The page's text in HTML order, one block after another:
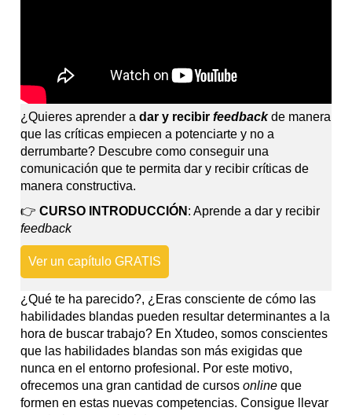
¿Quieres aprender adar y recibir feedback de manera
que las críticas empiecen a potenciarte y no a
derrumbarte? Descubre como conseguir una
comunicación que te permita dar y recibir críticas de
manera constructiva.
👉CURSO INTRODUCCIÓN : Aprende a dar y recibir
feedback
Ver un capítulo GRATIS
¿Qué te ha parecido?, ¿Eras consciente de cómo las
habilidades blandas pueden resultar determinantes a la
hora de buscar trabajo? En Xtudeo, somos conscientes
que las habilidades blandas son más exigidas que
nunca en el entorno profesional. Por este motivo,
ofrecemos una gran cantidad de cursosonline que
formen en estas nuevas competencias. Consigue llevar